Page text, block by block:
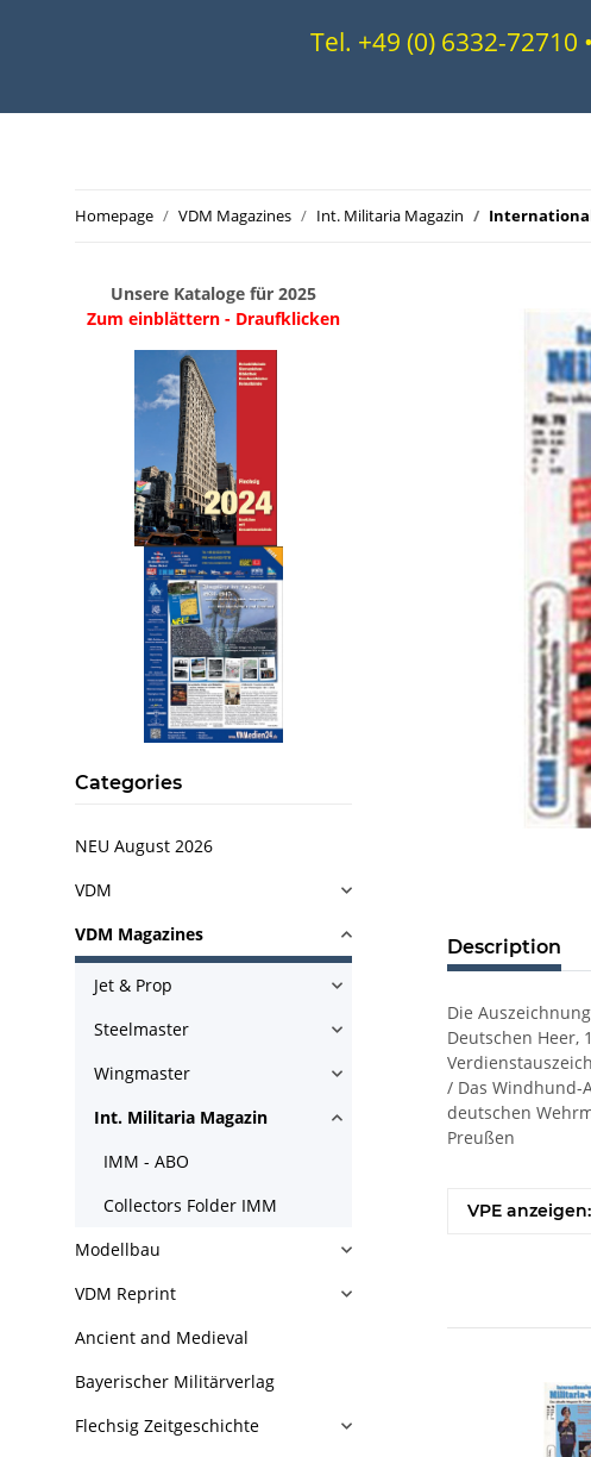
Tel. +49 (0) 6332-72710
Homepage VDM Magazines Int. Militaria Magazin
Description
Die
Deutschen Heer,
/ Das Windhund-
deutschen
Preußen
VPE anzeigen:
Unsere Kataloge für 2025
Zum einblättern - Draufklicken
Categories
NEU August 2026
VDM
VDM Magazines
Jet & Prop
Steelmaster
Wingmaster
Int. Militaria Magazin
IMM - ABO
Collectors Folder IMM
Modellbau
VDM Reprint
Ancient and Medieval
Bayerischer Militärverlag
Flechsig Zeitgeschichte